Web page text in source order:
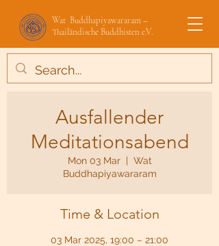
Wat Buddhapiyawararam –
Thailändische Buddhisten e.V.
Ausfallender
Meditationsabend
Mon 03 Mar
  |
Wat
Buddhapiyawararam
Time & Location
03 Mar 2025, 19:00 – 21:00